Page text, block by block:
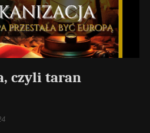
czyli taran